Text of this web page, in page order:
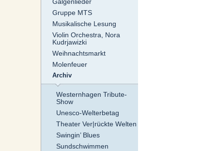
Galgenlieder
Gruppe MTS
Musikalische Lesung
Violin Orchestra, Nora
Kudrjawizki
Weihnachtsmarkt
Molenfeuer
Archiv
Westernhagen Tribute-
Show
Unesco-Welterbetag
Theater Ver|rückte Welten
Swingin’ Blues
Sundschwimmen